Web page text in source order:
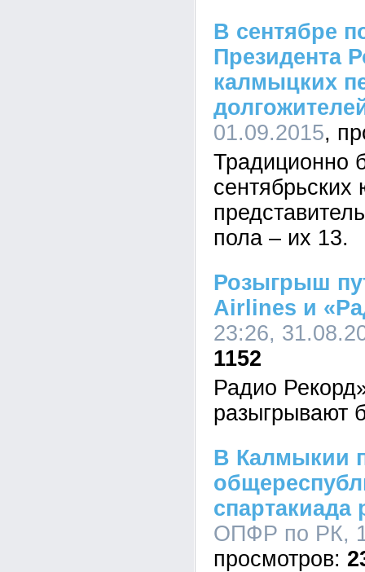
В сентябре
Президента
калмыцких
01.09.2015
Традиционно
пола – их 13.
Розыгрыш
Airlines и
23:26,
1152
Радио
разыгрывают
В Калмыкии
ОПФР по РК,